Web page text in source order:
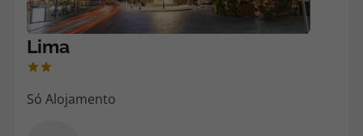
218 925 471
Custo de uma chamada para a rede fixa nacional.
A sua agência de viagens Top Atlântico tem a preocupação de estar
sempre mais perto de si, para maior comodidade e total facilidade
center a funcionar todos os dias úteis das 10:00 às 20:00 e Sábado
das 10:00 às 14:00.